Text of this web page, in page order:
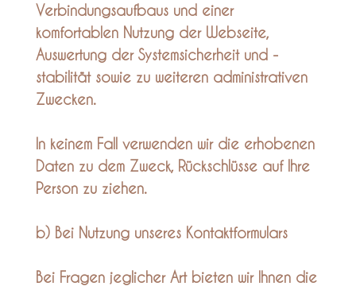
Verbindungsaufbaus und einer
komfortablen Nutzung der Webseite,
Auswertung der Systemsicherheit und -
stabilität sowie zu weiteren administrativen
Zwecken.
In keinem Fall verwenden wir die erhobenen
Daten zu dem Zweck, Rückschlüsse auf Ihre
Person zu ziehen.
b) Bei Nutzung unseres Kontaktformulars
Bei Fragen jeglicher Art bieten wir Ihnen die